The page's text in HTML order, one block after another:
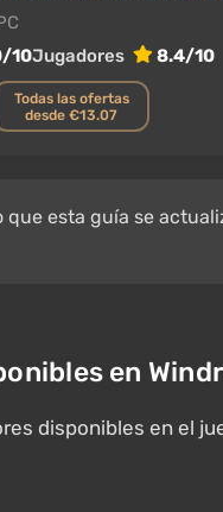
10Jugadores 8.4/10
Todas las ofertas
desde €13.07
esta guía se
en
disponibles en el